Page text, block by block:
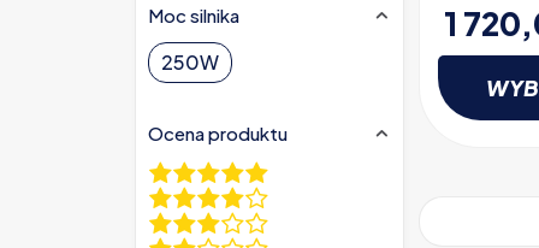
Moc silnika
250W
Ocena produktu
1